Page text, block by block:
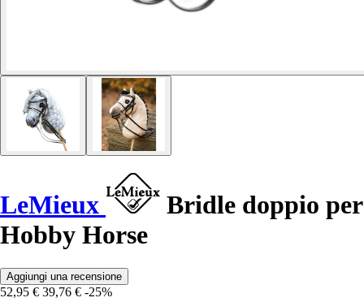
LeMieux
Bridle doppio per
Hobby Horse
Aggiungi una recensione
52,95 € 39,76 € -25%